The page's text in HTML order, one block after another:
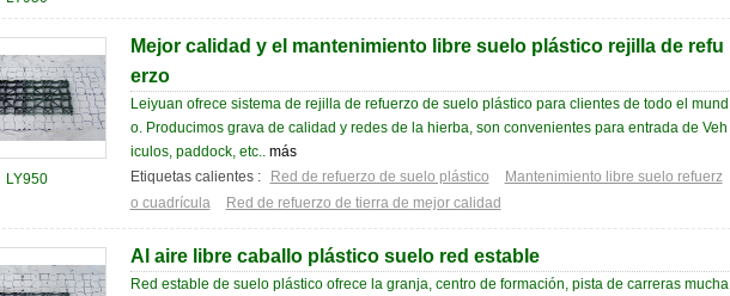
LY950
Mejor calidad y el mantenimiento libre suelo plástico rejilla de refu
erzo
Leiyuan ofrece sistema de rejilla de refuerzo de suelo plástico para clientes de todo el mund
o. Producimos grava de calidad y redes de la hierba, son convenientes para entrada de Veh
iculos, paddock, etc.. más
Etiquetas calientes :
Red de refuerzo de suelo plástico
Mantenimiento libre suelo refuerz
o cuadrícula
Red de refuerzo de tierra de mejor calidad
Al aire libre caballo plástico suelo red estable
Red estable de suelo plástico ofrece la granja, centro de formación, pista de carreras mucha